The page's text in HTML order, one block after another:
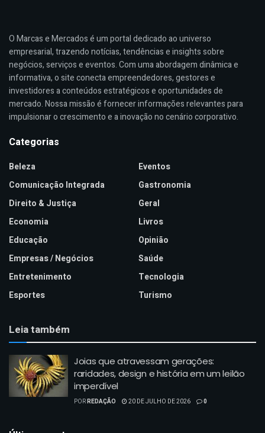
O Marcas e Mercados é um portal dedicado ao universo
empresarial, trazendo notícias, tendências e insights sobre
negócios, serviços e eventos. Com uma abordagem dinâmica e
informativa, o site conecta empreendedores, gestores e
investidores a conteúdos estratégicos e oportunidades de
mercado. Nossa missão é fornecer informações relevantes para
impulsionar o crescimento e a inovação no cenário corporativo.
Categorias
Beleza
Comunicação Integrada
Direito & Justiça
Economia
Educação
Empresas / Negócios
Entretenimento
Esportes
Eventos
Gastronomia
Geral
Livros
Opinião
Saúde
Tecnologia
Turismo
Leia também
Joias que atravessam gerações:
raridades, design e história em um leilão
imperdível
PORREDAÇÃO 20 DE JULHO DE 2026 0